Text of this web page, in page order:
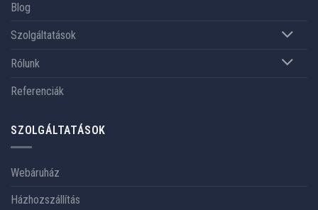
Blog
Szolgáltatások
Rólunk
Referenciák
SZOLGÁLTATÁSOK
Webáruház
Házhozszállítás